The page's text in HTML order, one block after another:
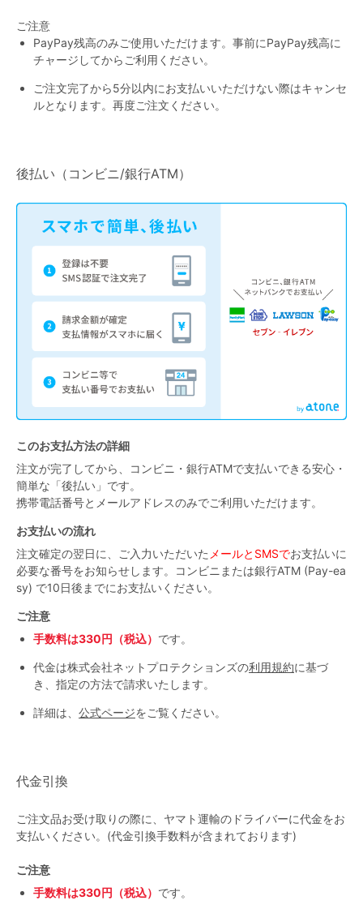
L-AB L-CD L-EF
セールアイテム
その他から探す
お気に入り
ランキング
高評価レビューアイテム
WEB限定アイテム
特集ページ
検索を閉じる
ご注意
PayPay残高のみご使用いただけます。事前にPayPay残高に
チャージしてからご利用ください。
ご注文完了から5分以内にお支払いいただけない際はキャンセ
ルとなります。再度ご注文ください。
後払い（コンビニ/銀行ATM）
このお支払方法の詳細
注文が完了してから、コンビニ・銀行ATMで支払いできる安心・
簡単な「後払い」です。
携帯電話番号とメールアドレスのみでご利用いただけます。
お支払いの流れ
注文確定の翌日に、ご入力いただいた メールとSMSでお支払いに
必要な番号をお知らせします。コンビニまたは銀行ATM (Pay-ea
sy) で10日後までにお支払いください。
ご注意
手数料は330円（税込） です。
代金は株式会社ネットプロテクションズの利用規約に基づ
き、指定の方法で請求いたします。
詳細は、 公式ページをご覧ください。
代金引換
ご注文品お受け取りの際に、ヤマト運輸のドライバーに代金をお
支払いください。(代金引換手数料が含まれております)
ご注意
手数料は330円（税込） です。